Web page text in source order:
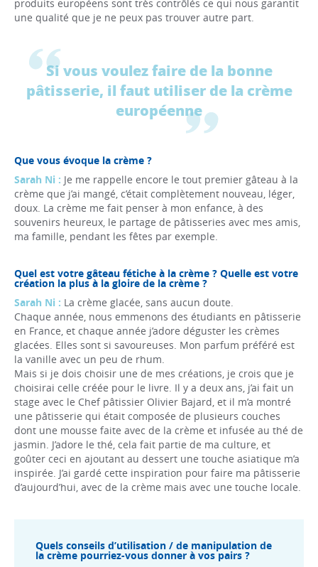
produits européens sont très contrôlés ce qui nous garantit
une qualité que je ne peux pas trouver autre part.
Si vous voulez faire de la bonne
pâtisserie, il faut utiliser de la crème
européenne
Que vous évoque la crème ?
Sarah Ni : Je me rappelle encore le tout premier gâteau à la
crème que j’ai mangé, c’était complètement nouveau, léger,
doux. La crème me fait penser à mon enfance, à des
souvenirs heureux, le partage de pâtisseries avec mes amis,
ma famille, pendant les fêtes par exemple.
Quel est votre gâteau fétiche à la crème ? Quelle est votre
création la plus à la gloire de la crème ?
Sarah Ni : La crème glacée, sans aucun doute.
Chaque année, nous emmenons des étudiants en pâtisserie
en France, et chaque année j’adore déguster les crèmes
glacées. Elles sont si savoureuses. Mon parfum préféré est
la vanille avec un peu de rhum.
Mais si je dois choisir une de mes créations, je crois que je
choisirai celle créée pour le livre. Il y a deux ans, j’ai fait un
stage avec le Chef pâtissier Olivier Bajard, et il m’a montré
une pâtisserie qui était composée de plusieurs couches
dont une mousse faite avec de la crème et infusée au thé de
jasmin. J’adore le thé, cela fait partie de ma culture, et
goûter ceci en ajoutant au dessert une touche asiatique m’a
inspirée. J’ai gardé cette inspiration pour faire ma pâtisserie
d’aujourd’hui, avec de la crème mais avec une touche locale.
Quels conseils d’utilisation / de manipulation de
la crème pourriez-vous donner à vos pairs ?